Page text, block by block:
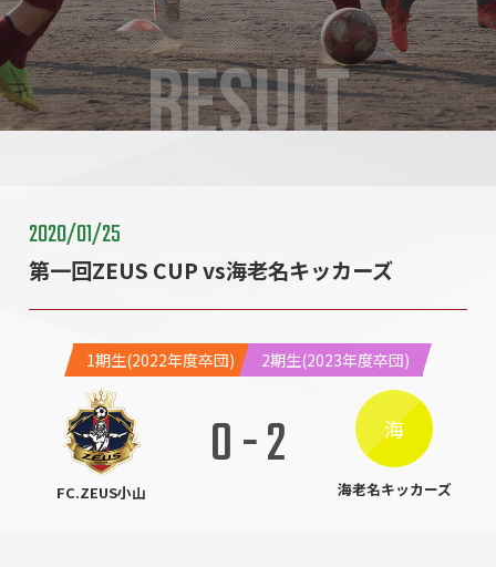
RESULT
2020/01/25
第一回ZEUS CUP vs海老名キッカーズ
1期生(2022年度卒団) 2期生(2023年度卒団)
FC.ZEUS小山
0-2 海
海老名キッカーズ